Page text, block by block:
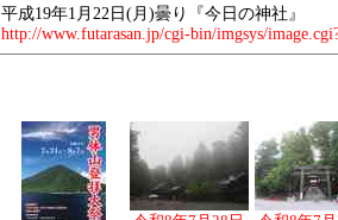
平成19年1月22日(月)曇り『今日の神社』
http://www.futarasan.jp/cgi-bin/imgsys/